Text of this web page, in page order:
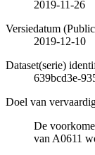
2019-11-26
Versiedatum
2019-12-10
Dataset(serie)
639bcd3e-
Doel van
De
van A0611